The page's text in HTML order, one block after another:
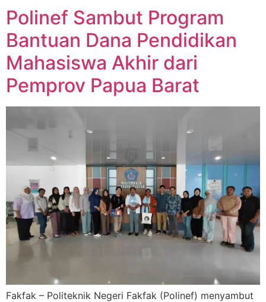
Polinef Sambut Program
Bantuan Dana Pendidikan
Mahasiswa Akhir dari
Pemprov Papua Barat
Fakfak – Politeknik Negeri Fakfak (Polinef) menyambut